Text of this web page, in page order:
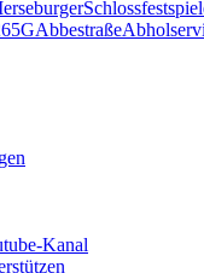
5GAbbestraße
Kanal